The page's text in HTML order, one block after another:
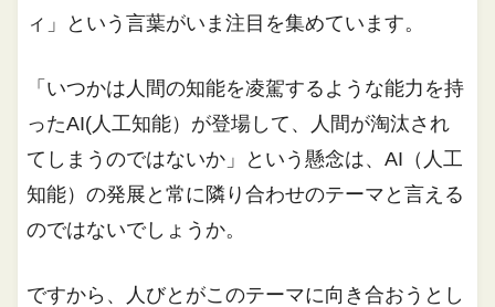
ィ」という言葉がいま注目を集めています。
「いつかは人間の知能を凌駕するような能力を持
ったAI(人工知能）が登場して、人間が淘汰され
てしまうのではないか」という懸念は、AI（人工
知能）の発展と常に隣り合わせのテーマと言える
のではないでしょうか。
ですから、人びとがこのテーマに向き合おうとし